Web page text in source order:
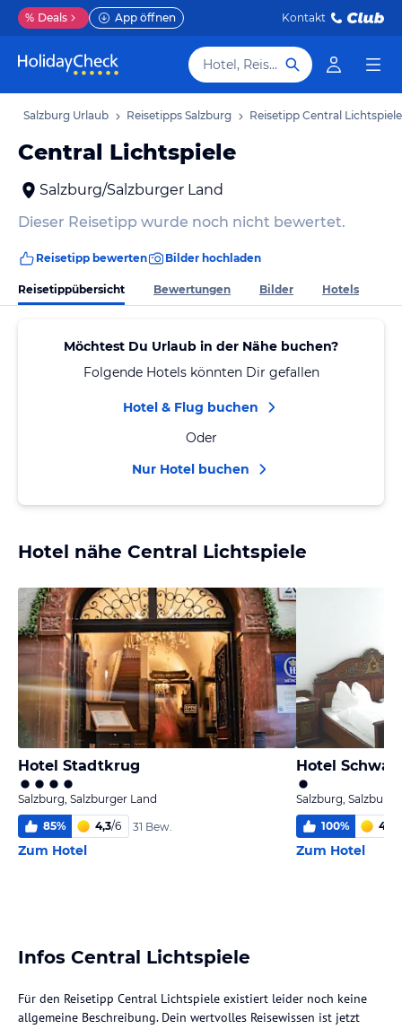
% Deals App öffnen Kontakt
Hotel, Reiseziel
Salzburg Urlaub Reisetipps Salzburg Reisetipp Central Lichtspiele
Central Lichtspiele
Salzburg/Salzburger Land
Dieser Reisetipp wurde noch nicht bewertet.
Reisetipp bewerten Bilder hochladen
Reisetippübersicht Bewertungen Bilder Hotels
Möchtest Du Urlaub in der Nähe buchen?
Folgende Hotels könnten Dir gefallen
Hotel & Flug buchen
Oder
Nur Hotel buchen
Hotel nähe Central Lichtspiele
Hotel Stadtkrug
Salzburg, Salzburger Land
85% 4,3/6 31 Bew.
Zum Hotel
Hotel
Salzburg,
100% 4,0
Zum Hotel
Infos Central Lichtspiele
Für den Reisetipp Central Lichtspiele existiert leider noch keine
allgemeine Beschreibung. Dein wertvolles Reisewissen ist jetzt